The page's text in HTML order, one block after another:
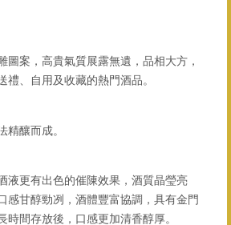
圖案，高貴氣質展露無遺，品相大方，
禮、自用及收藏的熱門酒品。
精釀而成。
液更有出色的催陳效果，酒質晶瑩亮
感甘醇勁冽，酒體豐富協調，具有金門
時間存放後，口感更加清香醇厚。